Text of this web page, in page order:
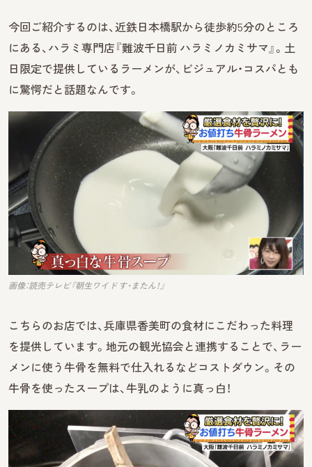
今回ご紹介するのは、近鉄日本橋駅から徒歩約5分のところ
にある、ハラミ専門店『難波千日前 ハラミノカミサマ』。土
日限定で提供しているラーメンが、ビジュアル・コスパとも
に驚愕だと話題なんです。
画像：読売テレビ『朝生ワイド す・またん！』
こちらのお店では、兵庫県香美町の食材にこだわった料理
を提供しています。地元の観光協会と連携することで、ラー
メンに使う牛骨を無料で仕入れるなどコストダウン。その
牛骨を使ったスープは、牛乳のように真っ白！